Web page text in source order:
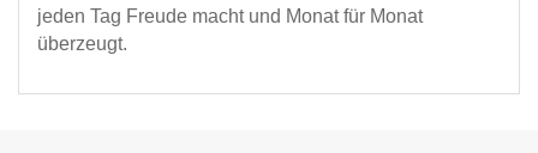
jeden Tag Freude macht und Monat für Monat
überzeugt.